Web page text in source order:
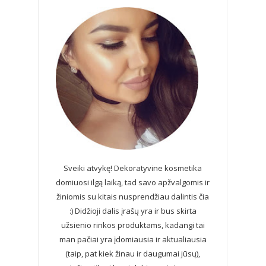
Sveiki atvykę! Dekoratyvine kosmetika
domiuosi ilgą laiką, tad savo apžvalgomis ir
žiniomis su kitais nusprendžiau dalintis čia
:) Didžioji dalis įrašų yra ir bus skirta
užsienio rinkos produktams, kadangi tai
man pačiai yra įdomiausia ir aktualiausia
(taip, pat kiek žinau ir daugumai jūsų),